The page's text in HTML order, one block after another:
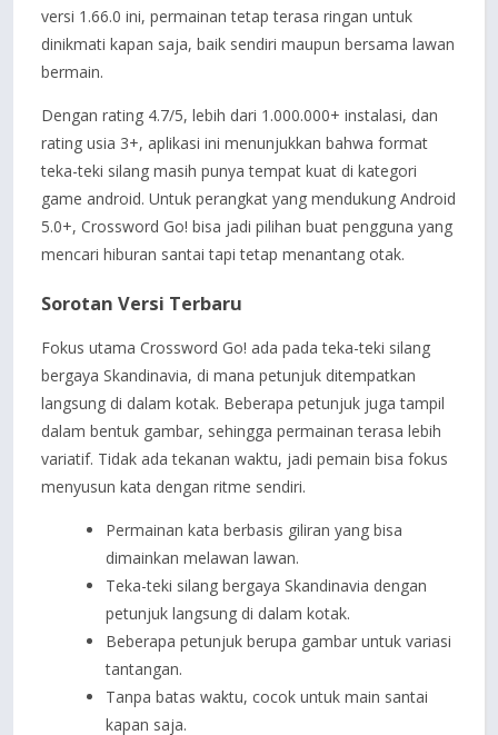
versi 1.66.0 ini, permainan tetap terasa ringan untuk
dinikmati kapan saja, baik sendiri maupun bersama lawan
bermain.
Dengan rating 4.7/5, lebih dari 1.000.000+ instalasi, dan
rating usia 3+, aplikasi ini menunjukkan bahwa format
teka-teki silang masih punya tempat kuat di kategori
game android. Untuk perangkat yang mendukung Android
5.0+, Crossword Go! bisa jadi pilihan buat pengguna yang
mencari hiburan santai tapi tetap menantang otak.
Sorotan Versi Terbaru
Fokus utama Crossword Go! ada pada teka-teki silang
bergaya Skandinavia, di mana petunjuk ditempatkan
langsung di dalam kotak. Beberapa petunjuk juga tampil
dalam bentuk gambar, sehingga permainan terasa lebih
variatif. Tidak ada tekanan waktu, jadi pemain bisa fokus
menyusun kata dengan ritme sendiri.
Permainan kata berbasis giliran yang bisa
dimainkan melawan lawan.
Teka-teki silang bergaya Skandinavia dengan
petunjuk langsung di dalam kotak.
Beberapa petunjuk berupa gambar untuk variasi
tantangan.
Tanpa batas waktu, cocok untuk main santai
kapan saja.